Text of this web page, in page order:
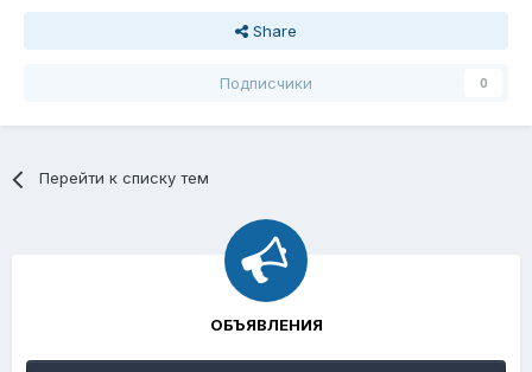
Share
Подписчики 0
Перейти к списку тем
ОБЪЯВЛЕНИЯ